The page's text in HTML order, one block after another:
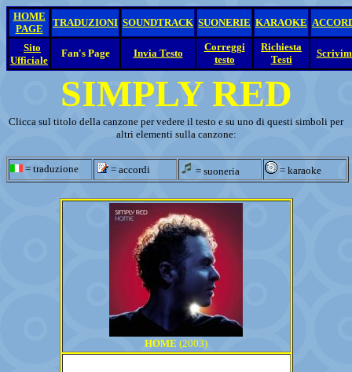
HOME
PAGE
TRADUZIONI SOUNDTRACK SUONERIE KARAOKE
Sito
Ufficiale
Fan's Page Invia Testo
Correggi
testo
Richiesta
Testi
SIMPLY RED
Clicca sul titolo della canzone per vedere il testo e su uno di questi simboli per
altri elementi sulla canzone:
= traduzione = accordi = suoneria = karaoke
HOME (2003)